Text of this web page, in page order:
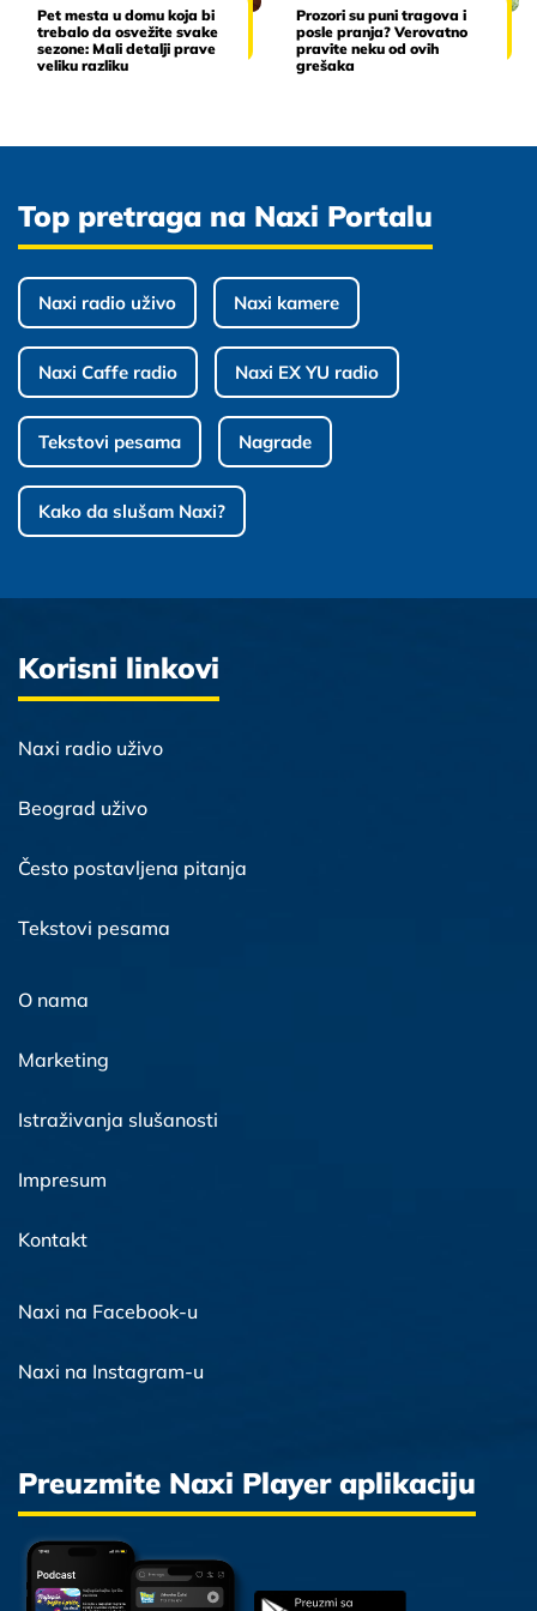
Pet mesta u domu koja bi
trebalo da osvežite svake
sezone: Mali detalji prave
veliku razliku
Prozori su puni tragova i
posle pranja? Verovatno
pravite neku od ovih
grešaka
Top pretraga na Naxi Portalu
Naxi radio uživo Naxi kamere
Naxi Caffe radio Naxi EX YU radio
Tekstovi pesama Nagrade
Kako da slušam Naxi?
Korisni linkovi
Naxi radio uživo
Beograd uživo
Često postavljena pitanja
Tekstovi pesama
O nama
Marketing
Istraživanja slušanosti
Impresum
Kontakt
Naxi na Facebook-u
Naxi na Instagram-u
Preuzmite Naxi Player aplikaciju